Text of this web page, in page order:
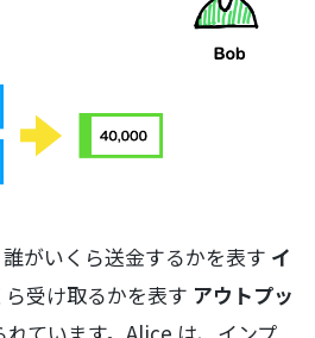
がいくら送金するかを表す イ
ら受け取るかを表す アウトプッ